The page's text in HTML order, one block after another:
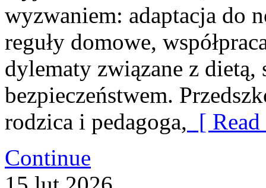
wyzwaniem: adaptacja do
reguły domowe,
dylematy związane z
bezpieczeństwem.
rodzica i pedagoga, [
Continue